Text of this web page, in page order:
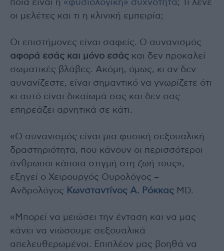
ποια είναι η «φυσιολογική» συχνότητα; Τι λένε
οι μελέτες και τι η κλινική εμπειρία;
Οι επιστήμονες είναι σαφείς. Ο αυνανισμός
αφορά εσάς και μόνο εσάς και δεν προκαλεί
σωματικές βλάβες. Ακόμη, όμως, κι αν δεν
αυνανίζεστε, είναι σημαντικό να γνωρίζετε ότι
κι αυτό είναι δικαίωμά σας και δεν σας
επηρεάζει αρνητικά σε κάτι.
«Ο αυνανισμός είναι μια φυσική σεξουαλική
δραστηριότητα, που κάνουν οι περισσότεροι
άνθρωποι κάποια στιγμή στη ζωή τους»,
εξηγεί ο Χειρουργός Ουρολόγος –
Ανδρολόγος Κωνσταντίνος A. Ρόκκας MD.
«Μπορεί να μειώσει την ένταση και να μας
κάνει να νιώσουμε σεξουαλικά
απελευθερωμένοι. Επιπλέον μας βοηθά να